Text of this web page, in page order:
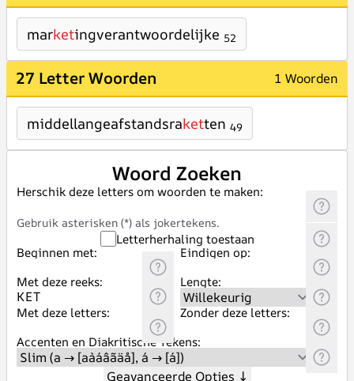
marketingverantwoordelijke 52
27 Letter Woorden 1 Woorden
middellangeafstandsraketten 49
Woord Zoeken
Herschik deze letters om woorden te maken:
Gebruik asterisken (*) als jokertekens.
Letterherhaling toestaan
Beginnen met:
Eindigen op:
Met deze reeks:
Lengte:
Met deze letters:
Zonder deze letters:
Accenten en Diakritische Tekens:
Geavanceerde Opties ↓